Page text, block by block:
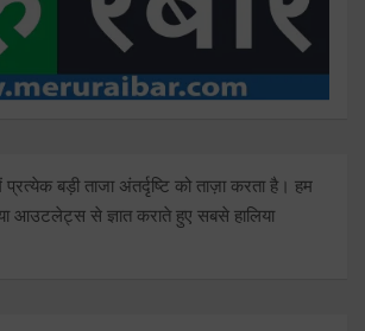
प्रत्येक बड़ी ताजा अंतर्दृष्टि को ताज़ा करता है। हम
आउटलेट्स से ज्ञात कराते हुए सबसे हालिया